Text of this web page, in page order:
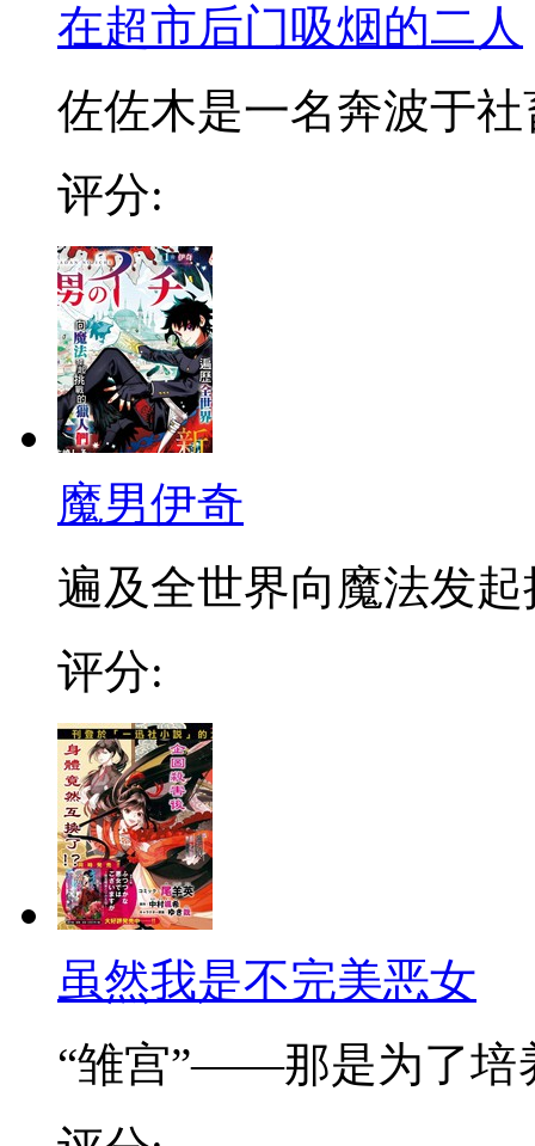
在超市后门吸烟的二人
佐佐木是一名奔波于社
评分:
魔男伊奇
遍及全世界向魔法发起
评分:
虽然我是不完美恶女
“雏宫”——那是为了培